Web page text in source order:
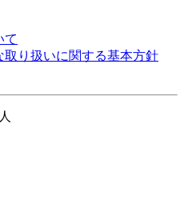
て
り扱いに関する基本方針